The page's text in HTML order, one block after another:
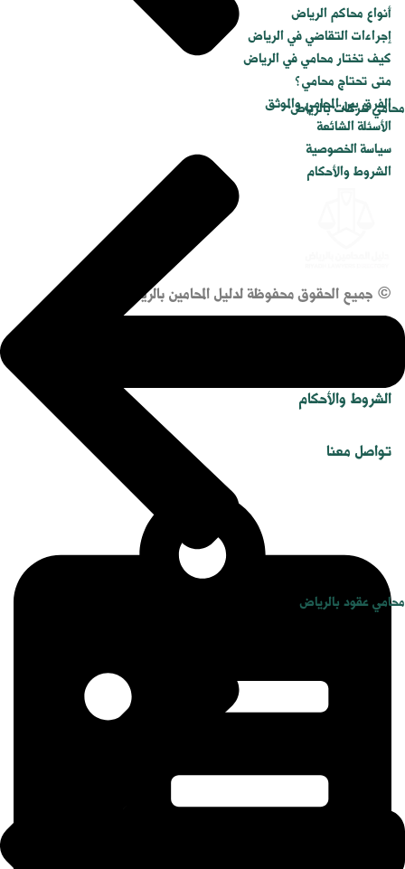
محامي شركات بالرياض
محامي عقود بالرياض
أنواع محاكم الرياض
إجراءات التقاضي في الرياض
كيف تختار محامي في الرياض
متى تحتاج محامي؟
الفرق بين المحامي والموثق
الأسئلة الشائعة
سياسة الخصوصية
الشروط والأحكام
© جميع الحقوق محفوظة لدليل المحامين بالرياض.
الشروط والأحكام
تواصل معنا